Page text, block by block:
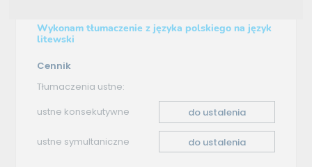
Wykonam tłumaczenie z języka polskiego na język
litewski
Cennik
Tłumaczenia ustne:
ustne konsekutywne
do ustalenia
ustne symultaniczne do ustalenia